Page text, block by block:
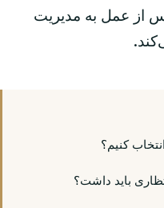
از عمل به مدیریت
کنیم؟
باید داشت؟